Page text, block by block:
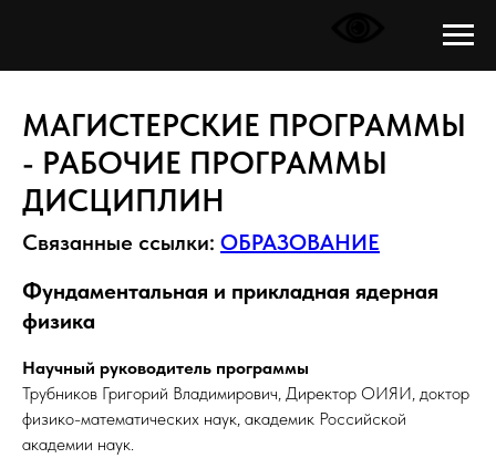
МАГИСТЕРСКИЕ ПРОГРАММЫ
- РАБОЧИЕ ПРОГРАММЫ
ДИСЦИПЛИН
Связанные ссылки: ОБРАЗОВАНИЕ
Фундаментальная и прикладная ядерная
физика
Научный руководитель программы
Трубников Григорий Владимирович, Директор ОИЯИ, доктор
физико-математических наук, академик Российской
академии наук.